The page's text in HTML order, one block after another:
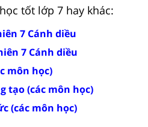
tốt lớp 7 hay khác:
7 Cánh diều
7 Cánh diều
môn học)
tạo (các môn học)
(các môn học)